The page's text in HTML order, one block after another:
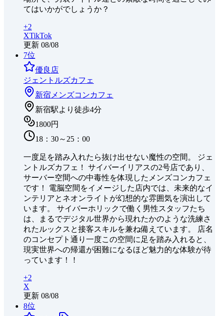
てはいかがでしょうか？
+2
XTikTok
更新 08/08
7位
優良店
ジェントルズカフェ
新宿 メンズコンカフェ
新宿駅より徒歩4分
1800円
18：30～25：00
一度足を踏み入れたら抜け出せない魔性の空間。 ジェ
ントルズカフェ！ サイバーイリアスの2号店であり、
サーバー空間への中毒性を体現したメンズコンカフェ
です！ 電脳空間をイメージした店内では、未来的なイ
ンテリアとネオンライトが幻想的な雰囲気を演出して
います。 サイバーホリックで働く男性スタッフたち
は、まるでデジタル世界から現れたかのような洗練さ
れたルックスと接客スキルを兼ね備えています。 店名
のコンセプト通り一度この空間に足を踏み入れると、
現実世界への帰還が困難になるほど魅力的な体験が待
っています！！
+2
X
更新 08/08
8位